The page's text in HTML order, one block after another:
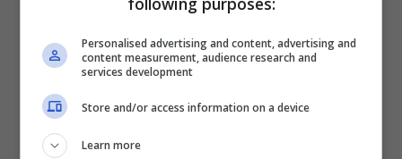
C’erano solo gli amici nella mia mente
Ma ora mi rendo conto, che eri sempre tu
Non riesco a credere che non sono riuscito
a vederlo in tutto questo tempo, tutto
questo tempo
Personalised advertising and content, advertising and
content measurement, audience research and
services development
Store and/or access information on a device
Learn more